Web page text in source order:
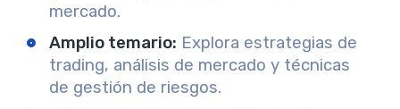
mercado.
Amplio temario: Explora estrategias de
trading, análisis de mercado y técnicas
de gestión de riesgos.